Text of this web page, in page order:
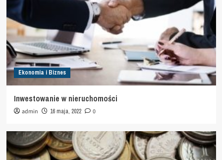
Ekonomia i Biznes
Inwestowanie w nieruchomości
admin 16 maja, 2022 0